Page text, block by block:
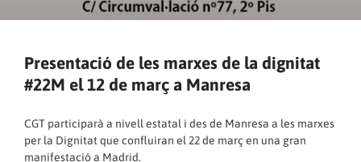
Presentació de les marxes de la dignitat
#22M el 12 de març a Manresa
CGT participarà a nivell estatal i des de Manresa a les marxes
per la Dignitat que confluiran el 22 de març en una gran
manifestació a Madrid.